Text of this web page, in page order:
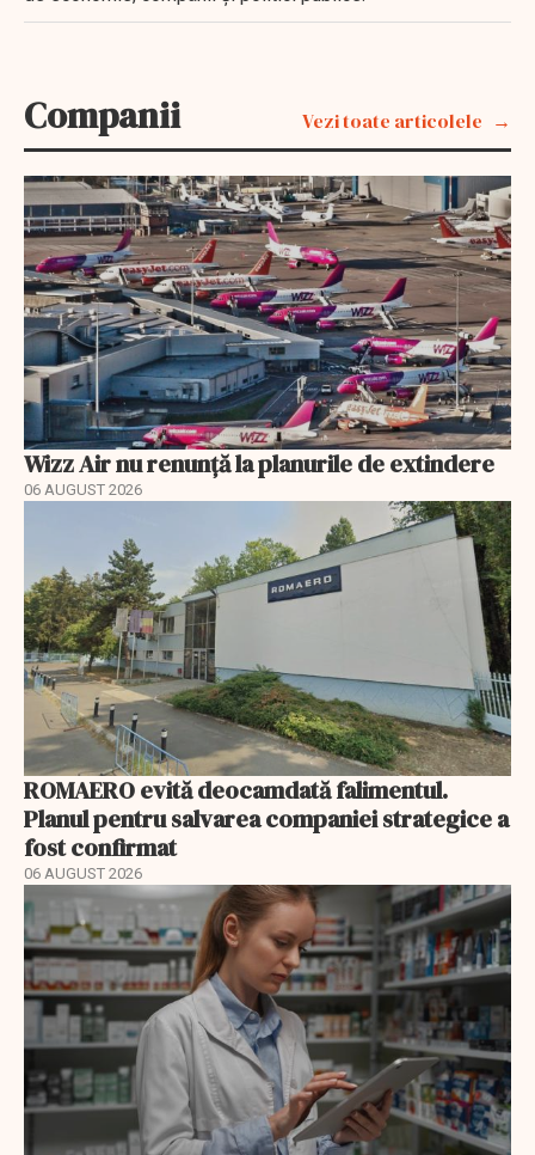
Companii Vezi toate articolele
Wizz Air nu renunță la planurile de extindere
06 AUGUST 2026
ROMAERO evită deocamdată falimentul.
Planul pentru salvarea companiei strategice a
fost confirmat
06 AUGUST 2026